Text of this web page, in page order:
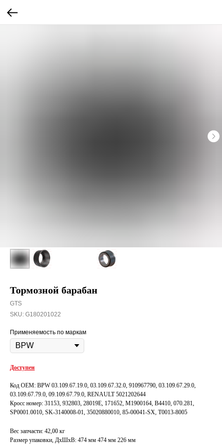
Тормозной барабан
GTS
SKU: G180201022
Применяемость по маркам
Доступен
Код OEM: BPW 03.109.67.19.0, 03.109.67.32.0, 910967790, 03.109.67.29.0,
03.109.67.79.0, 09.109.67.79.0, RENAULT 5021202644
Кросс номер: 31153, 932803, 28019E, 171652, M1900164, B4410, 070.281,
SP0001.0010, SK-3140008-01, 35020880010, 85-00041-SX, T0013-8005
Вес запчасти: 42,00 кг
Размер упаковки, ДxШxВ: 474 мм 474 мм 226 мм